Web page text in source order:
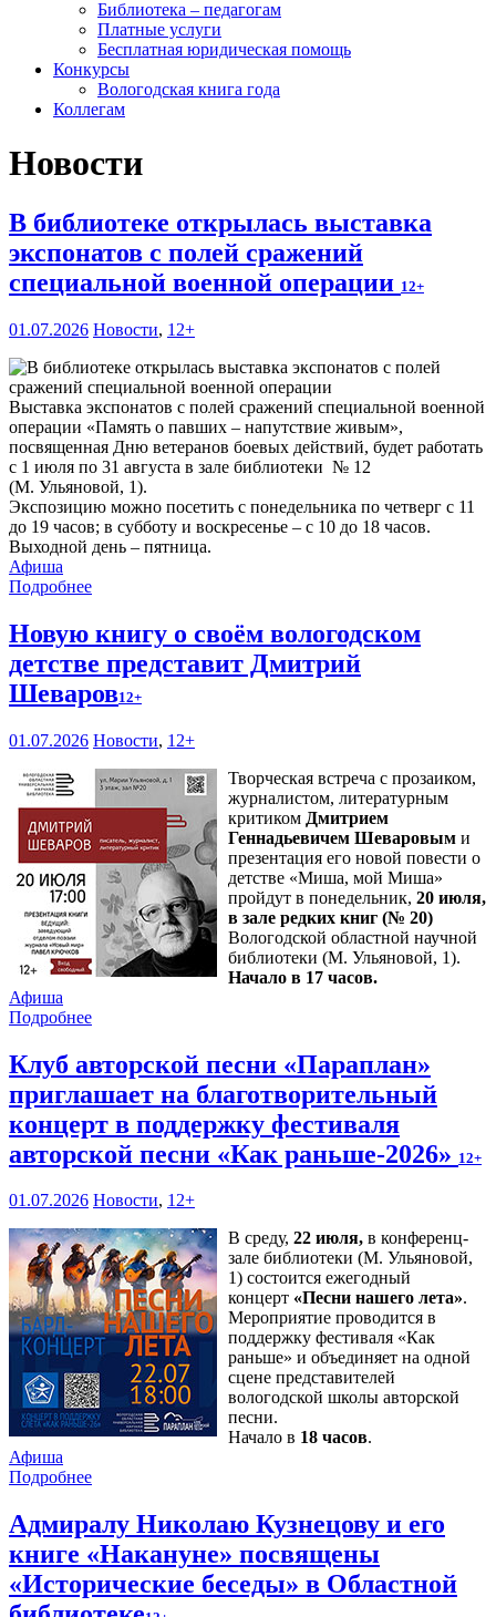
Библиотека – педагогам
Платные услуги
Бесплатная юридическая помощь
Конкурсы
Вологодская книга года
Коллегам
Новости
В библиотеке открылась выставка
экспонатов с полей сражений
специальной военной операции 12+
01.07.2026 Новости, 12+
Выставка экспонатов с полей сражений специальной военной
операции «Память о павших – напутствие живым»,
посвященная Дню ветеранов боевых действий, будет работать
с 1 июля по 31 августа в зале библиотеки № 12
(М. Ульяновой, 1).
Экспозицию можно посетить с понедельника по четверг с 11
до 19 часов; в субботу и воскресенье – с 10 до 18 часов.
Выходной день – пятница.
Афиша
Подробнее
Новую книгу о своём вологодском
детстве представит Дмитрий
Шеваров12+
01.07.2026 Новости, 12+
Творческая встреча с прозаиком,
журналистом, литературным
критиком Дмитрием
Геннадьевичем Шеваровым и
презентация его новой повести о
детстве «Миша, мой Миша»
пройдут в понедельник, 20 июля,
в зале редких книг (№ 20)
Вологодской областной научной
библиотеки (М. Ульяновой, 1).
Начало в 17 часов.
Афиша
Подробнее
Клуб авторской песни «Параплан»
приглашает на благотворительный
концерт в поддержку фестиваля
авторской песни «Как раньше-2026» 12+
01.07.2026 Новости, 12+
В среду, 22 июля, в конференц-
зале библиотеки (М. Ульяновой,
1) состоится ежегодный
концерт «Песни нашего лета».
Мероприятие проводится в
поддержку фестиваля «Как
раньше» и объединяет на одной
сцене представителей
вологодской школы авторской
песни.
Начало в 18 часов.
Афиша
Подробнее
Адмиралу Николаю Кузнецову и его
книге «Накануне» посвящены
«Исторические беседы» в Областной